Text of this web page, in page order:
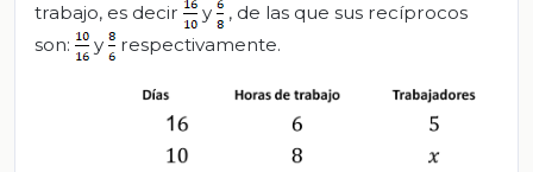
trabajo, es decir
y
, de las que sus recíprocos
son:
y respectivamente.